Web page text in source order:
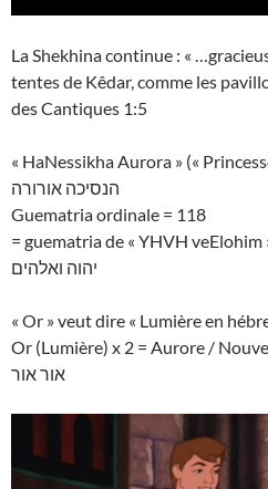
La Shekhina continue : «
tentes de Kêdar, comme les
des Cantiques 1:5
« HaNessikha Aurora » («
הנסיכה אורורה
Guematria ordinale = 118
= guematria de « YHVH veElohim
יהוה ואלהים
« Or » veut dire « Lumière en
Or (Lumière) x 2 = Aurore /
אור אור